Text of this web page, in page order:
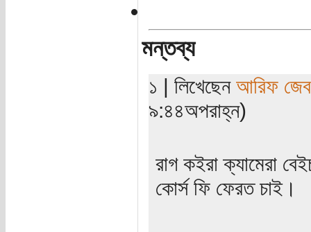
মন্তব্য
১ | লিখেছেন আরিফ
৯:৪৪অপরাহ্ন)
রাগ কইরা ক্যামেরা
কোর্স ফি ফেরত চাই।